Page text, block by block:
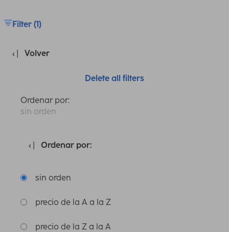
Filter (1)
Volver
Delete all filters
Ordenar por:
sin orden
Ordenar por:
sin orden
precio de la A a la Z
precio de la Z a la A